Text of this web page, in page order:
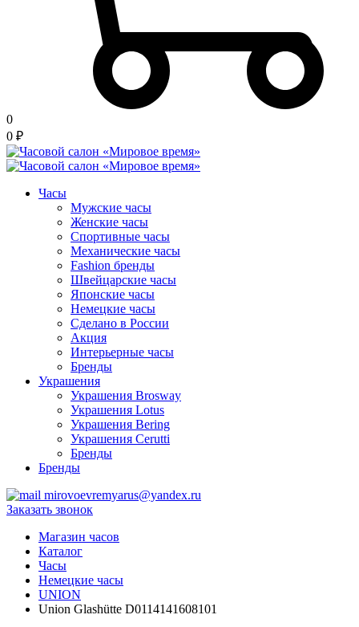
0
0 ₽
Часы
Мужские часы
Женские часы
Спортивные часы
Механические часы
Fashion бренды
Швейцарские часы
Японские часы
Немецкие часы
Сделано в России
Акция
Интерьерные часы
Бренды
Украшения
Украшения Brosway
Украшения Lotus
Украшения Bering
Украшения Cerutti
Бренды
Бренды
mirovoevremyarus@yandex.ru
Заказать звонок
Магазин часов
Каталог
Часы
Немецкие часы
UNION
Union Glashütte D0114141608101